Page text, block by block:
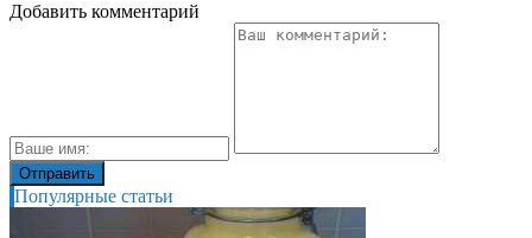
Добавить комментарий
Популярные статьи